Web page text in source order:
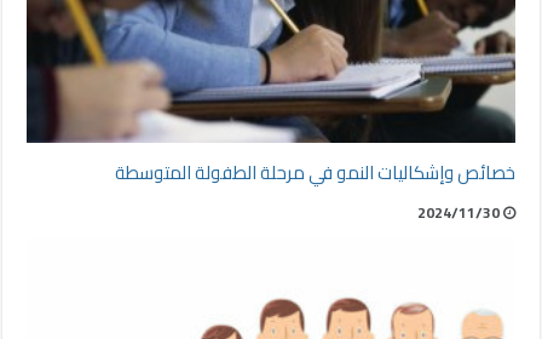
خصائص وإشكاليات النمو في مرحلة الطفولة المتوسطة
2024/11/30